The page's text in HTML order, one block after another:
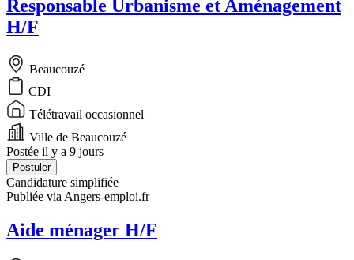
Responsable Urbanisme et Aménagement
H/F
Beaucouzé
CDI
Télétravail occasionnel
Ville de Beaucouzé
Postée il y a 9 jours
Postuler
Candidature simplifiée
Publiée via Angers-emploi.fr
Aide ménager H/F